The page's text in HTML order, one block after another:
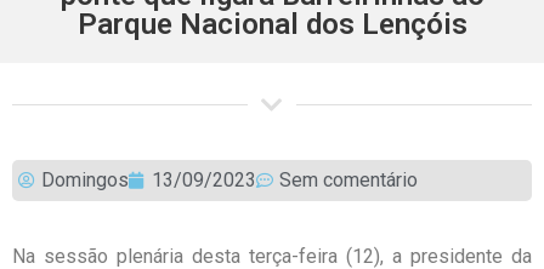
Parque Nacional dos Lençóis
Domingos 13/09/2023 Sem comentário
Na sessão plenária desta terça-feira (12), a presidente da